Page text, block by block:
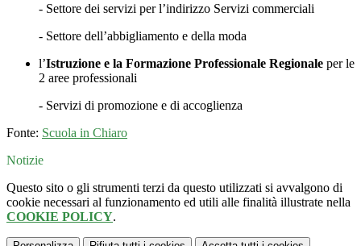
- Settore dei servizi per l’indirizzo Servizi commerciali
- Settore dell’abbigliamento e della moda
l’Istruzione e la Formazione Professionale Regionale per le
2 aree professionali
- Servizi di promozione e di accoglienza
Fonte: Scuola in Chiaro
Notizie
Questo sito o gli strumenti terzi da questo utilizzati si avvalgono di
cookie necessari al funzionamento ed utili alle finalità illustrate nella
COOKIE POLICY.